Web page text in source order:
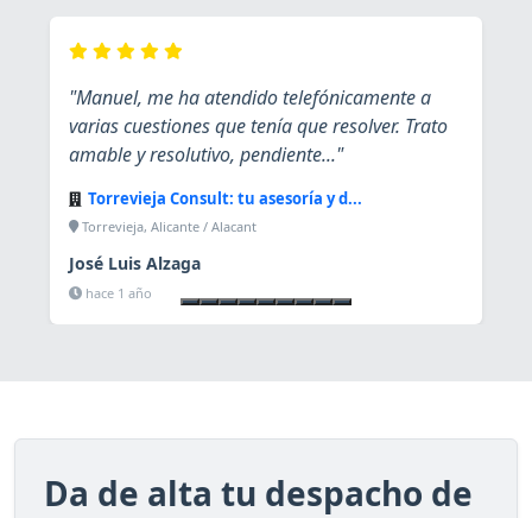
"Manuel, me ha atendido telefónicamente a
varias cuestiones que tenía que resolver. Trato
amable y resolutivo, pendiente..."
Torrevieja Consult: tu asesoría y d...
Torrevieja, Alicante / Alacant
José Luis Alzaga
hace 1 año
Da de alta tu despacho de